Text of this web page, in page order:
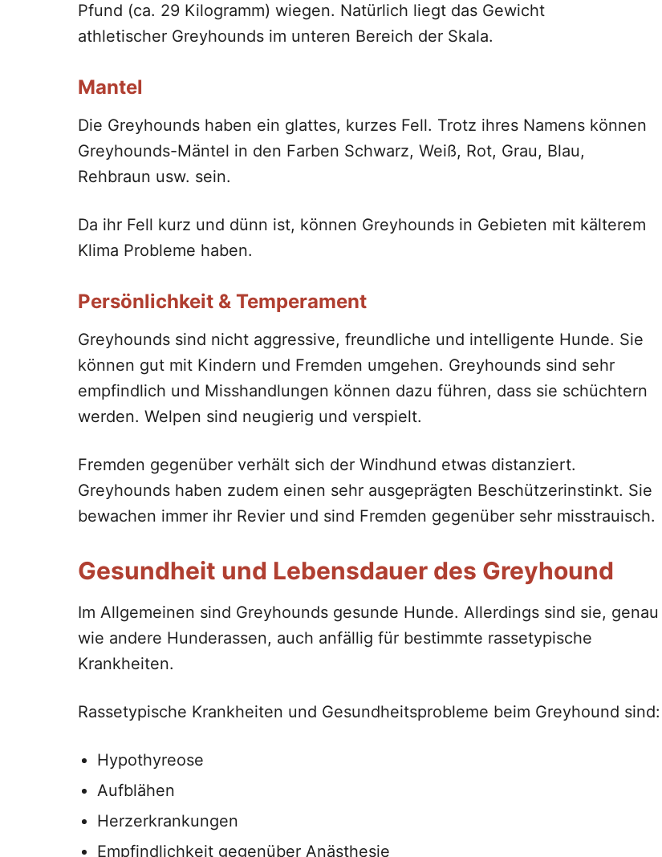
Pfund (ca. 29 Kilogramm) wiegen. Natürlich liegt das Gewicht
athletischer Greyhounds im unteren Bereich der Skala.
Mantel
Die Greyhounds haben ein glattes, kurzes Fell. Trotz ihres Namens können
Greyhounds-Mäntel in den Farben Schwarz, Weiß, Rot, Grau, Blau,
Rehbraun usw. sein.
Da ihr Fell kurz und dünn ist, können Greyhounds in Gebieten mit kälterem
Klima Probleme haben.
Persönlichkeit & Temperament
Greyhounds sind nicht aggressive, freundliche und intelligente Hunde. Sie
können gut mit Kindern und Fremden umgehen. Greyhounds sind sehr
empfindlich und Misshandlungen können dazu führen, dass sie schüchtern
werden. Welpen sind neugierig und verspielt.
Fremden gegenüber verhält sich der Windhund etwas distanziert.
Greyhounds haben zudem einen sehr ausgeprägten Beschützerinstinkt. Sie
bewachen immer ihr Revier und sind Fremden gegenüber sehr misstrauisch.
Gesundheit und Lebensdauer des Greyhound
Im Allgemeinen sind Greyhounds gesunde Hunde. Allerdings sind sie, genau
wie andere Hunderassen, auch anfällig für bestimmte rassetypische
Krankheiten.
Rassetypische Krankheiten und Gesundheitsprobleme beim Greyhound sind:
Hypothyreose
Aufblähen
Herzerkrankungen
Empfindlichkeit gegenüber Anästhesie